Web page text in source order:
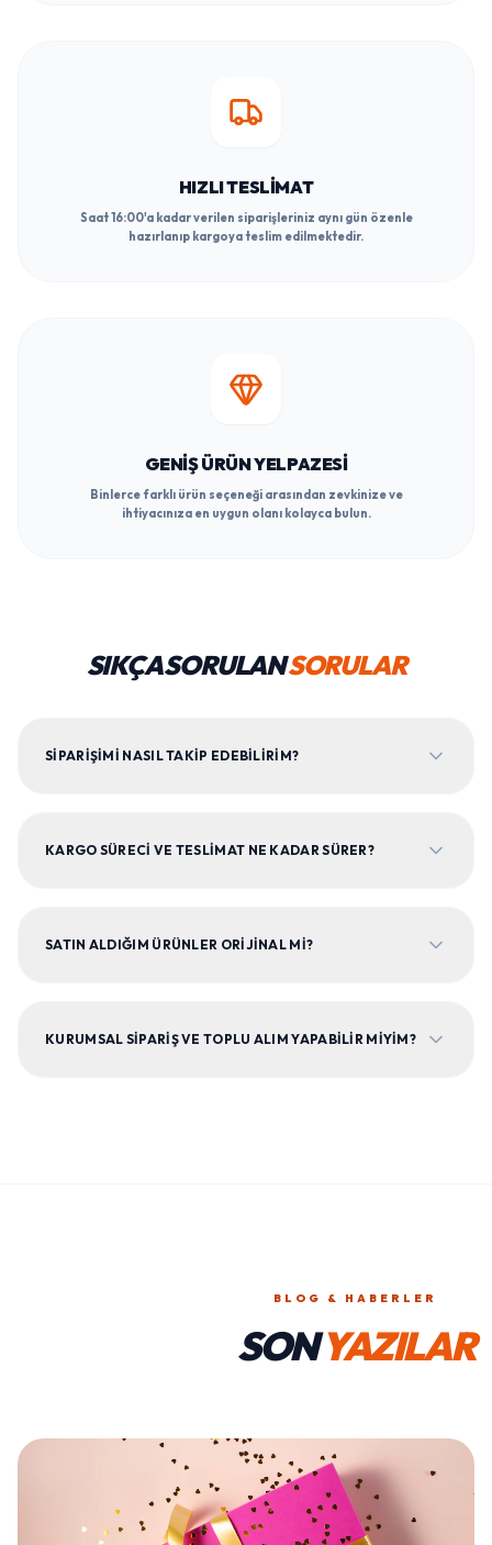
HIZLI TESLIMAT
Saat 16:00'a kadar verilen siparişleriniz aynı gün özenle
hazırlanıp kargoya teslim edilmektedir.
GENIŞ ÜRÜN YELPAZESI
Binlerce farklı ürün seçeneği arasından zevkinize ve
ihtiyacınıza en uygun olanı kolayca bulun.
SIKÇA SORULANSORULAR
SIPARIŞIMI NASIL TAKIP EDEBILIRIM?
KARGO SÜRECI VE TESLIMAT NE KADAR SÜRER?
SATIN ALDIĞIM ÜRÜNLER ORIJINAL MI?
KURUMSAL SIPARIŞ VE TOPLU ALIM YAPABILIR MIYIM?
BLOG & HABERLER
SONYAZILAR